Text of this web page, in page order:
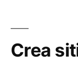
s
Crea